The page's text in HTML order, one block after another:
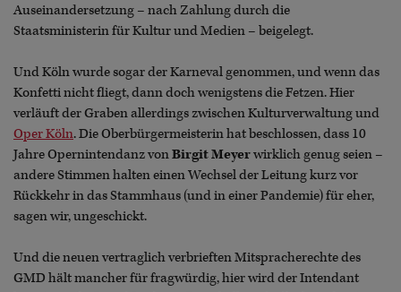
Auseinandersetzung – nach Zahlung durch die
Staatsministerin für Kultur und Medien – beigelegt.
Und Köln wurde sogar der Karneval genommen, und wenn das
Konfetti nicht fliegt, dann doch wenigstens die Fetzen. Hier
verläuft der Graben allerdings zwischen Kulturverwaltung und
Oper Köln. Die Oberbürgermeisterin hat beschlossen, dass 10
Jahre Opernintendanz vonBirgit Meyerwirklich genug seien –
andere Stimmen halten einen Wechsel der Leitung kurz vor
Rückkehr in das Stammhaus (und in einer Pandemie) für eher,
sagen wir, ungeschickt.
Und die neuen vertraglich verbrieften Mitspracherechte des
GMD hält mancher für fragwürdig, hier wird der Intendant